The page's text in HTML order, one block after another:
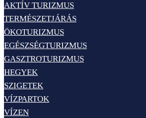
AKTÍV TURIZMUS
TERMÉSZETJÁRÁS
ÖKOTURIZMUS
EGÉSZSÉGTURIZMUS
GASZTROTURIZMUS
HEGYEK
SZIGETEK
VÍZPARTOK
VÍZEN